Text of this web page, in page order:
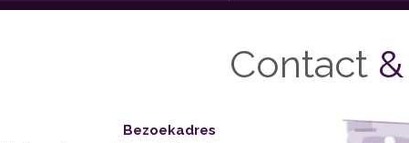
Contact &
Bezoekadres